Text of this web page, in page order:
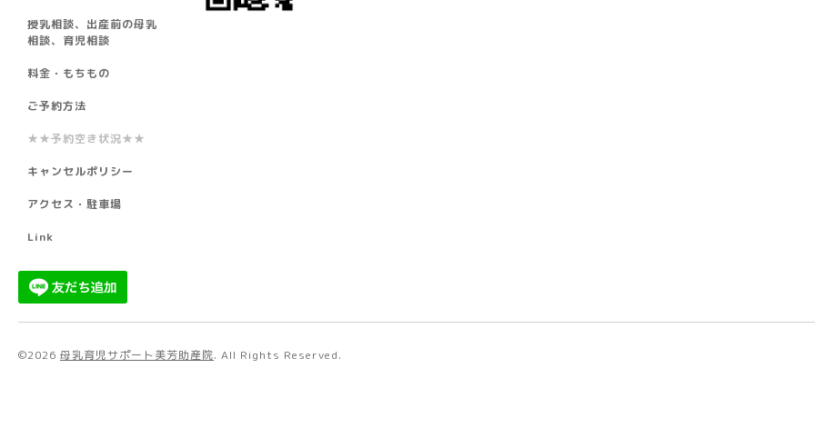
授乳相談、出産前の母乳
相談、育児相談
料金・もちもの
ご予約方法
★★予約空き状況★★
キャンセルポリシー
アクセス・駐車場
Link
©2026 母乳育児サポート美芳助産院. All Rights Reserved.